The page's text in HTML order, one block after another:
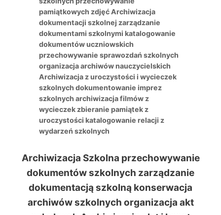
pamiątkowych zdjęć Archiwizacja
dokumentacji szkolnej zarządzanie
dokumentami szkolnymi katalogowanie
dokumentów uczniowskich
przechowywanie sprawozdań szkolnych
organizacja archiwów nauczycielskich
Archiwizacja z uroczystości i wycieczek
szkolnych dokumentowanie imprez
szkolnych archiwizacja filmów z
wycieczek zbieranie pamiątek z
uroczystości katalogowanie relacji z
wydarzeń szkolnych
Archiwizacja Szkolna przechowywanie
dokumentów szkolnych zarządzanie
dokumentacją szkolną konserwacja
archiwów szkolnych organizacja akt